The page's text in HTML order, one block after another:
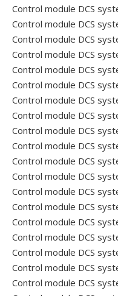
Control module DCS
Control module DCS
Control module DCS
Control module DCS
Control module DCS
Control module DCS
Control module DCS
Control module DCS
Control module DCS
Control module DCS
Control module DCS
Control module DCS
Control module DCS
Control module DCS
Control module DCS
Control module DCS
Control module DCS
Control module DCS
Control module DCS